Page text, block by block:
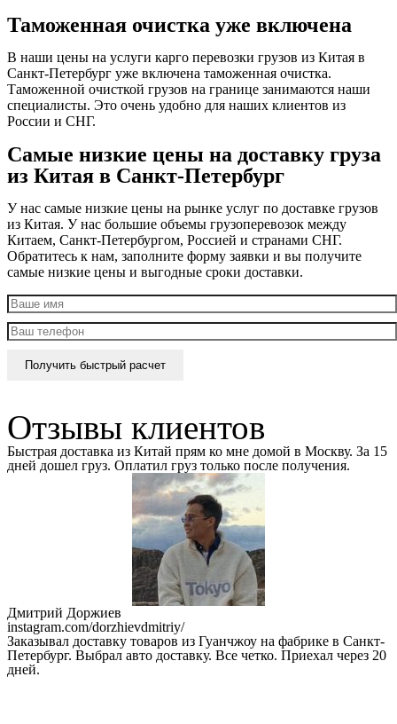
Таможенная очистка уже включена
В наши цены на услуги карго перевозки грузов из Китая в
Санкт-Петербург уже включена таможенная очистка.
Таможенной очисткой грузов на границе занимаются наши
специалисты. Это очень удобно для наших клиентов из
России и СНГ.
Самые низкие цены на доставку груза
из Китая в Санкт-Петербург
У нас самые низкие цены на рынке услуг по доставке грузов
из Китая. У нас большие объемы грузоперевозок между
Китаем, Санкт-Петербургом, Россией и странами СНГ.
Обратитесь к нам, заполните форму заявки и вы получите
самые низкие цены и выгодные сроки доставки.
Отзывы клиентов
Быстрая доставка из Китай прям ко мне домой в Москву. За 15
дней дошел груз. Оплатил груз только после получения.
Дмитрий Доржиев
instagram.com/dorzhievdmitriy/
Заказывал доставку товаров из Гуанчжоу на фабрике в Санкт-
Петербург. Выбрал авто доставку. Все четко. Приехал через 20
дней.